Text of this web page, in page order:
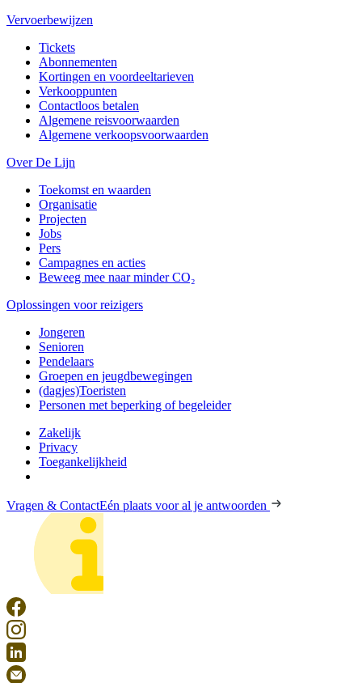
Vervoerbewijzen
Tickets
Abonnementen
Kortingen en voordeeltarieven
Verkooppunten
Contactloos betalen
Algemene reisvoorwaarden
Algemene verkoopsvoorwaarden
Over De Lijn
Toekomst en waarden
Organisatie
Projecten
Jobs
Pers
Campagnes en acties
Beweeg mee naar minder CO₂
Oplossingen voor reizigers
Jongeren
Senioren
Pendelaars
Groepen en jeugdbewegingen
(dagjes)Toeristen
Personen met beperking of begeleider
Zakelijk
Privacy
Toegankelijkheid
Vragen & ContactEén plaats voor al je antwoorden